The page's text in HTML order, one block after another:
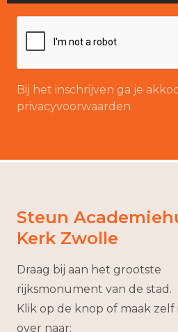
Bij het inschrijven ga je
privacyvoorwaarden.
Steun
Kerk Zwolle
Draag bij aan het grootste
rijksmonument van de stad.
Klik op de knop of maak zelf
over naar: